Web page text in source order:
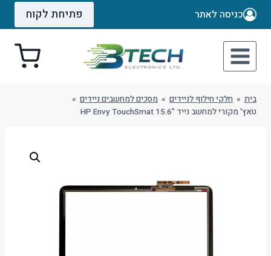
Skip
כניסה לאתר פתיחת לקוח
בית » חלקי חילוף לניידים » מסכים למחשבים ניידים »
טאץ' מקורי למחשב נייד "15.6 HP Envy TouchSmat